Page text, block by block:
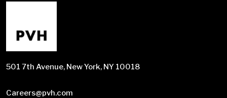
501 7th Avenue, New York, NY 10018
Careers@pvh.com